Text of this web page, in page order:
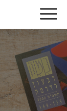
דלג לסרגל הניווט
דלג לתוכן